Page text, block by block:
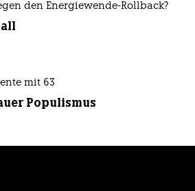
den Energiewende-Rollback?
mit 63
Populismus